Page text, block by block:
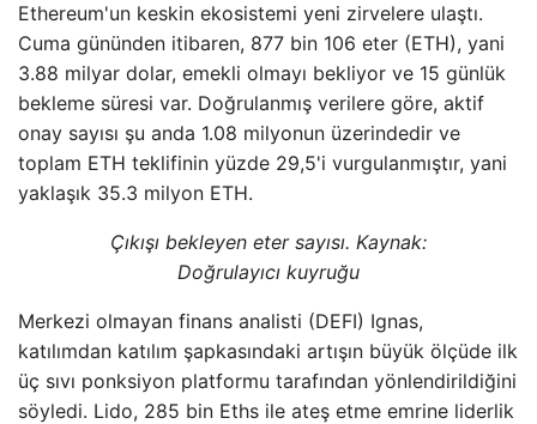
Ethereum'un keskin ekosistemi yeni zirvelere ulaştı.
Cuma gününden itibaren, 877 bin 106 eter (ETH), yani
3.88 milyar dolar, emekli olmayı bekliyor ve 15 günlük
bekleme süresi var. Doğrulanmış verilere göre, aktif
onay sayısı şu anda 1.08 milyonun üzerindedir ve
toplam ETH teklifinin yüzde 29,5'i vurgulanmıştır, yani
yaklaşık 35.3 milyon ETH.
Çıkışı bekleyen eter sayısı. Kaynak:
Doğrulayıcı kuyruğu
Merkezi olmayan finans analisti (DEFI) Ignas,
katılımdan katılım şapkasındaki artışın büyük ölçüde ilk
üç sıvı ponksiyon platformu tarafından yönlendirildiğini
söyledi. Lido, 285 bin Eths ile ateş etme emrine liderlik